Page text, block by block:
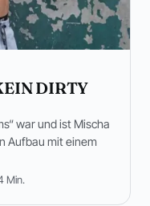
DIRTY
war und ist Mischa
Aufbau mit einem
Min.